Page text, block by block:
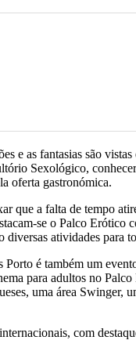
e as fantasias são
Sexológico,
oferta gastronómica.
que a falta de tempo
se o Palco Erótico
atividades para
é também um
para adultos no
uma área Swinger,
com